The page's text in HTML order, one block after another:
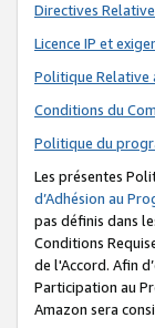
Directives
Licence IP et
Politique Relative
Conditions du
Politique du
Les présentes
d’Adhésion au
pas définis dans
Conditions
de l'Accord. Afin
Participation au
Amazon sera